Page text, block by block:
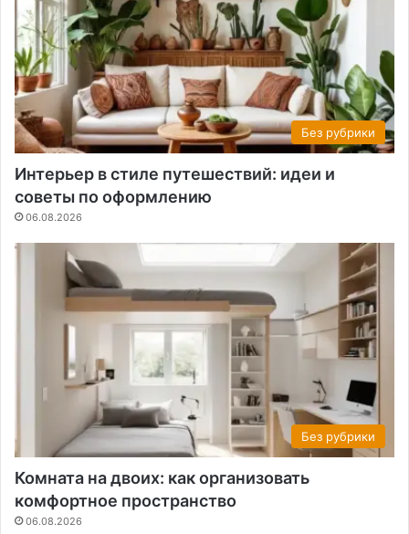
Без рубрики
Интерьер в стиле путешествий: идеи и
советы по оформлению
06.08.2026
Без рубрики
Комната на двоих: как организовать
комфортное пространство
06.08.2026